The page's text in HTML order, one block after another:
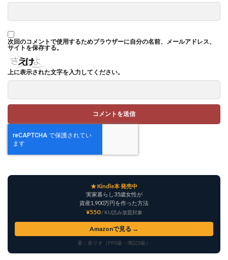
次回のコメントで使用するためブラウザーに自分の名前、メールアドレス、
サイトを保存する。
上に表示された文字を入力してください。
★ Kindle本 発売中
実家暮らし35歳女性が
資産1,900万円を作った方法
¥550 / KU読み放題対象
Amazonで見る →
著：泉リオ（FP3級・簿記3級）